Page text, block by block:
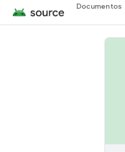
Documentos